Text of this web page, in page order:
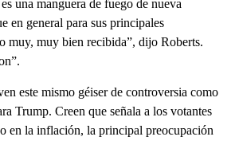
una manguera de fuego de nueva
en general para sus principales
muy, muy bien recibida”, dijo Roberts.
este mismo géiser de controversia como
Trump. Creen que señala a los votantes
en la inflación, la principal preocupación